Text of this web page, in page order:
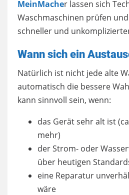
MeinMacher lassen sich
Waschmaschinen prüfen
schneller und
Wann sich ein
Natürlich ist nicht jede alte
automatisch die bessere
kann sinnvoll sein, wenn:
das Gerät sehr alt ist
mehr)
der Strom- oder
über heutigen
eine Reparatur
wäre